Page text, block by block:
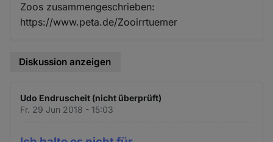
Zoos zusammengeschrieben:
https://www.peta.de/Zooirrtuemer
Diskussion anzeigen
Udo Endruscheit (nicht überprüft)
Fr. 29 Jun 2018 - 15:03